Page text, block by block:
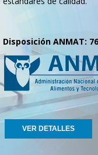
Disposición ANMAT:
VER DETALLES